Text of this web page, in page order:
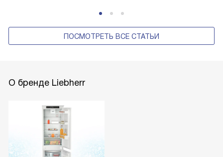
ПОСМОТРЕТЬ ВСЕ СТАТЬИ
О бренде Liebherr